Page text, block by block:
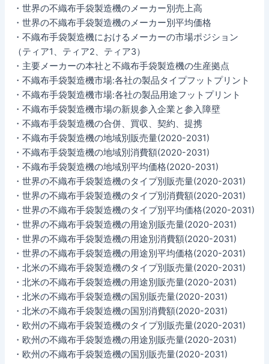
・世界の不織布手袋製造機のメーカー別売上高
・世界の不織布手袋製造機のメーカー別平均価格
・不織布手袋製造機におけるメーカーの市場ポジション
（ティア1、ティア2、ティア3）
・主要メーカーの本社と不織布手袋製造機の生産拠点
・不織布手袋製造機市場:各社の製品タイプフットプリント
・不織布手袋製造機市場:各社の製品用途フットプリント
・不織布手袋製造機市場の新規参入企業と参入障壁
・不織布手袋製造機の合併、買収、契約、提携
・不織布手袋製造機の地域別販売量(2020-2031)
・不織布手袋製造機の地域別消費額(2020-2031)
・不織布手袋製造機の地域別平均価格(2020-2031)
・世界の不織布手袋製造機のタイプ別販売量(2020-2031)
・世界の不織布手袋製造機のタイプ別消費額(2020-2031)
・世界の不織布手袋製造機のタイプ別平均価格(2020-2031)
・世界の不織布手袋製造機の用途別販売量(2020-2031)
・世界の不織布手袋製造機の用途別消費額(2020-2031)
・世界の不織布手袋製造機の用途別平均価格(2020-2031)
・北米の不織布手袋製造機のタイプ別販売量(2020-2031)
・北米の不織布手袋製造機の用途別販売量(2020-2031)
・北米の不織布手袋製造機の国別販売量(2020-2031)
・北米の不織布手袋製造機の国別消費額(2020-2031)
・欧州の不織布手袋製造機のタイプ別販売量(2020-2031)
・欧州の不織布手袋製造機の用途別販売量(2020-2031)
・欧州の不織布手袋製造機の国別販売量(2020-2031)